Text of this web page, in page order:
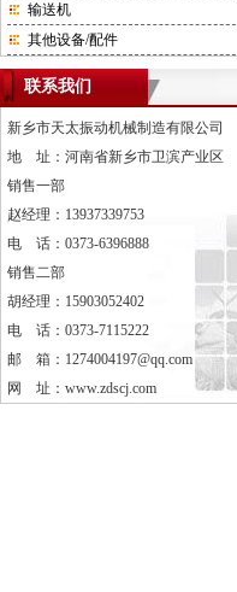
输送机
其他设备/配件
联系我们
新乡市天太振动机械制造有限公司
地 址：河南省新乡市卫滨产业区
销售一部
赵经理：13937339753
电 话：0373-6396888
销售二部
胡经理：15903052402
电 话：0373-7115222
邮 箱：1274004197@qq.com
网 址： www.zdscj.com